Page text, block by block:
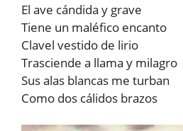
El ave cándida y grave
Tiene un maléfico encanto
Clavel vestido de lirio
Trasciende a llama y milagro
Sus alas blancas me turban
Como dos cálidos brazos